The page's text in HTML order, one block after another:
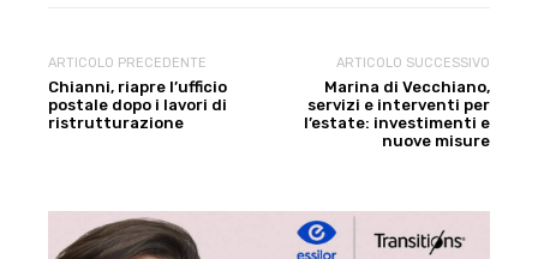
ARTICOLO PRECEDENTE
Chianni, riapre l’ufficio
postale dopo i lavori di
ristrutturazione
ARTICOLO SUCCESSIVO
Marina di Vecchiano,
servizi e interventi per
l’estate: investimenti e
nuove misure